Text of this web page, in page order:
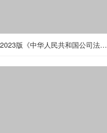
2023版《中华人民共和国公司法》修改要点：【删除有限公司设立条件】